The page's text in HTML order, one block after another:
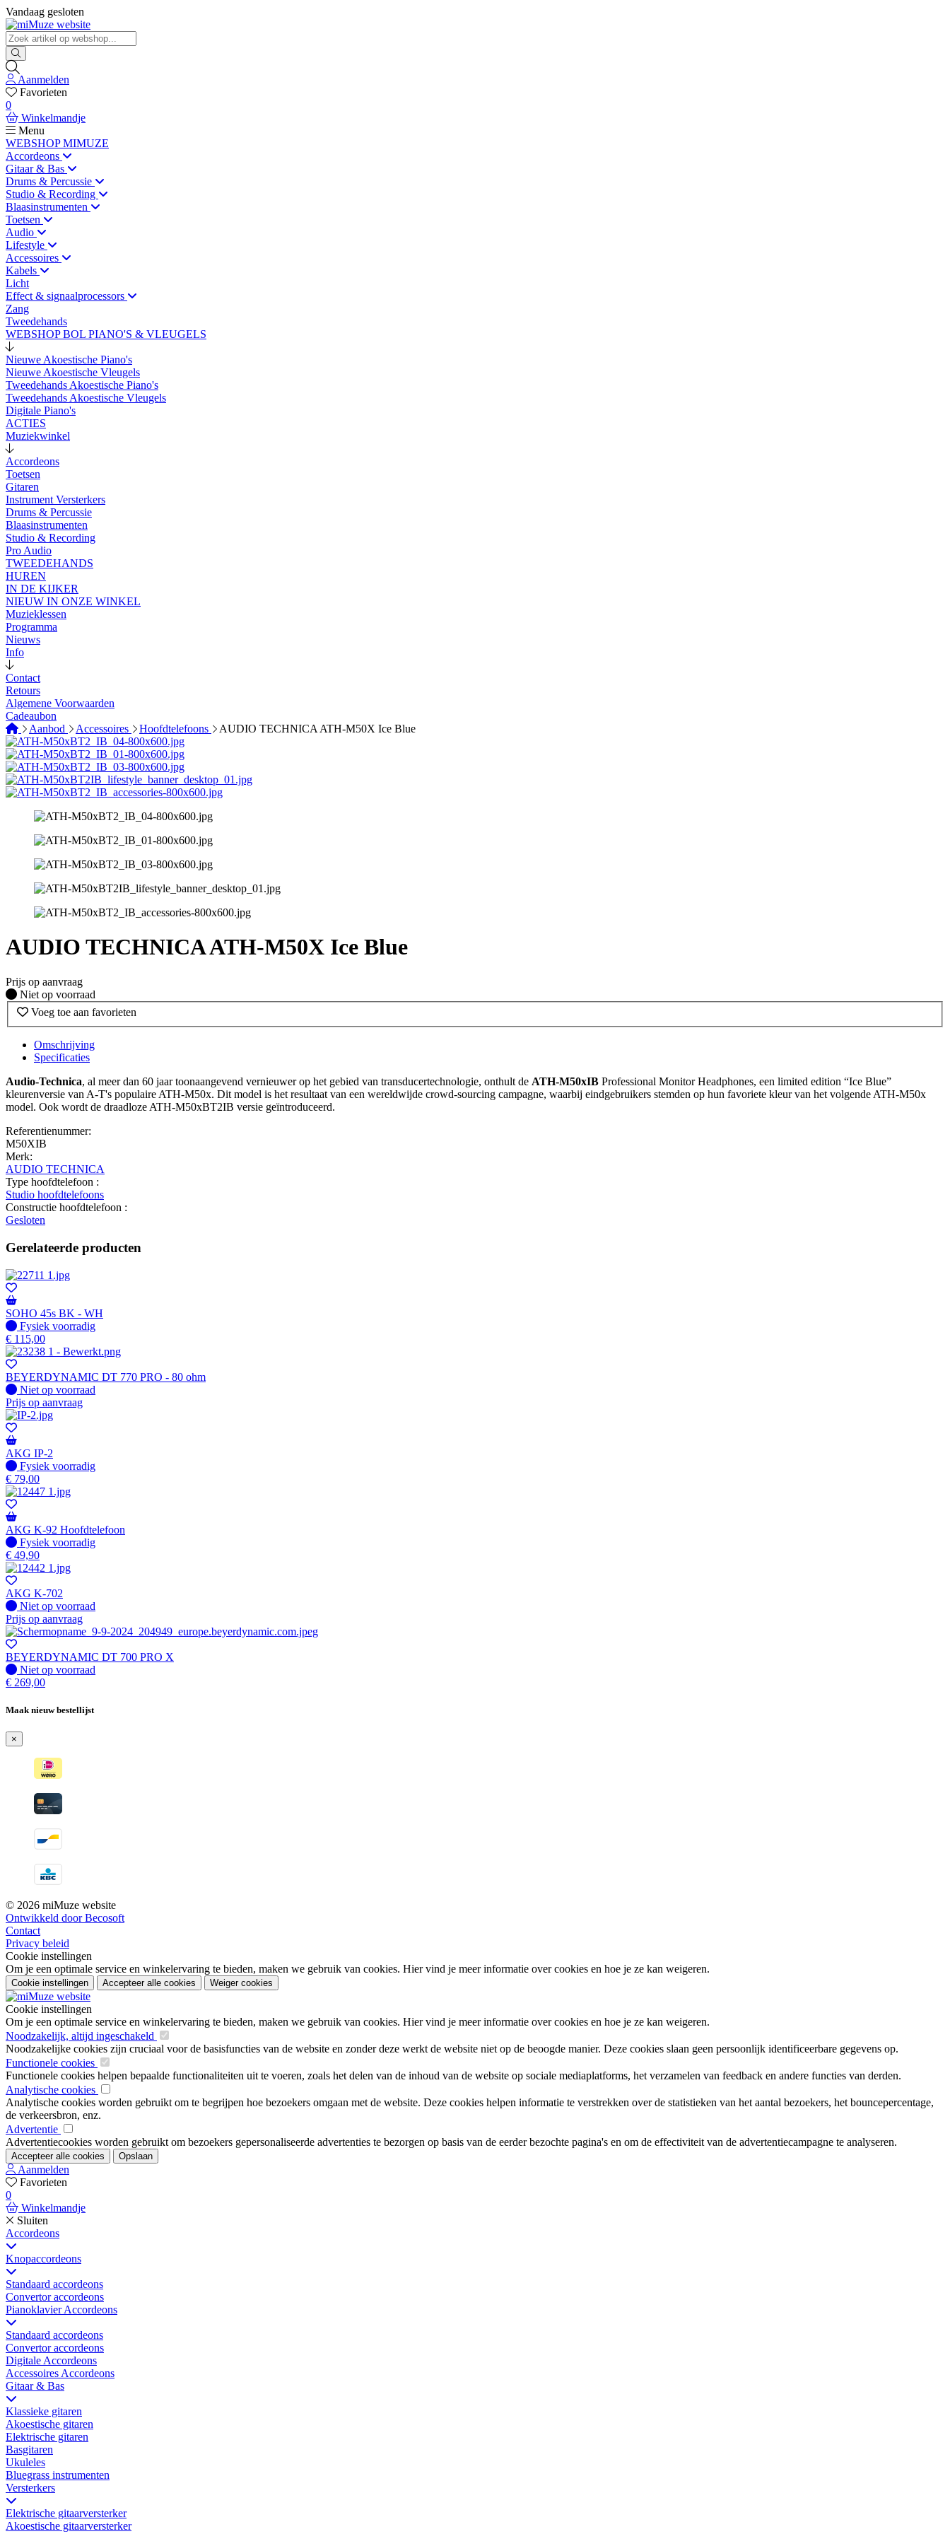
Vandaag gesloten
Aanmelden
Favorieten
0
Winkelmandje
Menu
WEBSHOP MIMUZE
Accordeons
Gitaar & Bas
Drums & Percussie
Studio & Recording
Blaasinstrumenten
Toetsen
Audio
Lifestyle
Accessoires
Kabels
Licht
Effect & signaalprocessors
Zang
Tweedehands
WEBSHOP BOL PIANO'S & VLEUGELS
Nieuwe Akoestische Piano's
Nieuwe Akoestische Vleugels
Tweedehands Akoestische Piano's
Tweedehands Akoestische Vleugels
Digitale Piano's
ACTIES
Muziekwinkel
Accordeons
Toetsen
Gitaren
Instrument Versterkers
Drums & Percussie
Blaasinstrumenten
Studio & Recording
Pro Audio
TWEEDEHANDS
HUREN
IN DE KIJKER
NIEUW IN ONZE WINKEL
Muzieklessen
Programma
Nieuws
Info
Contact
Retours
Algemene Voorwaarden
Cadeaubon
Aanbod
Accessoires Hoofdtelefoons AUDIO TECHNICA ATH-M50X Ice Blue
AUDIO TECHNICA ATH-M50X Ice Blue
Prijs op aanvraag
Fysiek voorradig
Niet op voorraad
Voeg toe aan favorieten
Omschrijving
Specificaties
Audio-Technica, al meer dan 60 jaar toonaangevend vernieuwer op het gebied van transducertechnologie, onthult de ATH-M50xIB Professional Monitor Headphones, een limited edition “Ice Blue”
kleurenversie van A-T's populaire ATH-M50x. Dit model is het resultaat van een wereldwijde crowd-sourcing campagne, waarbij eindgebruikers stemden op hun favoriete kleur van het volgende ATH-M50x
model. Ook wordt de draadloze ATH-M50xBT2IB versie geïntroduceerd.
Referentienummer:
M50XIB
Merk:
AUDIO TECHNICA
Type hoofdtelefoon :
Studio hoofdtelefoons
Constructie hoofdtelefoon :
Gesloten
Gerelateerde producten
SOHO 45s BK - WH
Fysiek voorradig
Fysiek voorradig
€ 115,00
BEYERDYNAMIC DT 770 PRO - 80 ohm
Fysiek voorradig
Niet op voorraad
Prijs op aanvraag
AKG IP-2
Fysiek voorradig
Fysiek voorradig
€ 79,00
AKG K-92 Hoofdtelefoon
Fysiek voorradig
Fysiek voorradig
€ 49,90
AKG K-702
Fysiek voorradig
Niet op voorraad
Prijs op aanvraag
BEYERDYNAMIC DT 700 PRO X
Fysiek voorradig
Niet op voorraad
€ 269,00
Maak nieuw bestellijst
×
© 2026 miMuze website
Ontwikkeld door Becosoft
Contact
Privacy beleid
Cookie instellingen
Om je een optimale service en winkelervaring te bieden, maken we gebruik van cookies. Hier vind je meer informatie over cookies en hoe je ze kan weigeren.
Cookie instellingen Accepteer alle cookies Weiger cookies
Cookie instellingen
Om je een optimale service en winkelervaring te bieden, maken we gebruik van cookies. Hier vind je meer informatie over cookies en hoe je ze kan weigeren.
Noodzakelijk, altijd ingeschakeld
Noodzakelijke cookies zijn cruciaal voor de basisfuncties van de website en zonder deze werkt de website niet op de beoogde manier. Deze cookies slaan geen persoonlijk identificeerbare gegevens op.
Functionele cookies
Functionele cookies helpen bepaalde functionaliteiten uit te voeren, zoals het delen van de inhoud van de website op sociale mediaplatforms, het verzamelen van feedback en andere functies van derden.
Analytische cookies
Analytische cookies worden gebruikt om te begrijpen hoe bezoekers omgaan met de website. Deze cookies helpen informatie te verstrekken over de statistieken van het aantal bezoekers, het bouncepercentage,
de verkeersbron, enz.
Advertentie
Advertentiecookies worden gebruikt om bezoekers gepersonaliseerde advertenties te bezorgen op basis van de eerder bezochte pagina's en om de effectiviteit van de advertentiecampagne te analyseren.
Accepteer alle cookies Opslaan
Aanmelden
Favorieten
0
Winkelmandje
Sluiten
Accordeons
Knopaccordeons
Standaard accordeons
Convertor accordeons
Pianoklavier Accordeons
Standaard accordeons
Convertor accordeons
Digitale Accordeons
Accessoires Accordeons
Gitaar & Bas
Klassieke gitaren
Akoestische gitaren
Elektrische gitaren
Basgitaren
Ukuleles
Bluegrass instrumenten
Versterkers
Elektrische gitaarversterker
Akoestische gitaarversterker